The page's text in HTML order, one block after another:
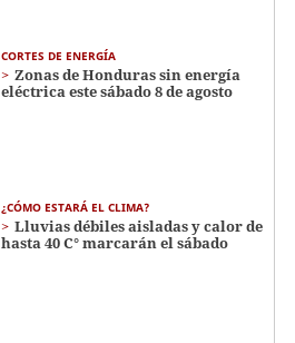
CORTES DE ENERGÍA
Zonas de Honduras sin energía
eléctrica este sábado 8 de agosto
¿CÓMO ESTARÁ EL CLIMA?
Lluvias débiles aisladas y calor de
hasta 40 C° marcarán el sábado